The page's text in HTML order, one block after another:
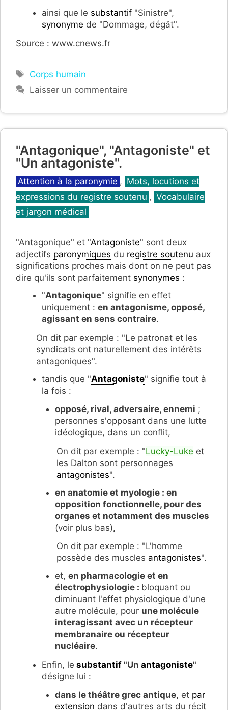
ainsi que le substantif "Sinistre",
synonyme de "Dommage, dégât".
Source : www.cnews.fr
Étiquettes
Corps humain
Laisser un commentaire
"Antagonique", "Antagoniste" et
"Un antagoniste".
Catégories
Attention à la paronymie , Mots, locutions et
expressions du registre soutenu , Vocabulaire
et jargon médical
"Antagonique" et "Antagoniste" sont deux
adjectifs paronymiques du registre soutenu aux
significations proches mais dont on ne peut pas
dire qu'ils sont parfaitement synonymes :
"Antagonique" signifie en effet
uniquement : en antagonisme, opposé,
agissant en sens contraire.
On dit par exemple : "Le patronat et les
syndicats ont naturellement des intérêts
antagoniques".
tandis que "Antagoniste" signifie tout à
la fois :
opposé, rival, adversaire, ennemi ;
personnes s'opposant dans une lutte
idéologique, dans un conflit,
On dit par exemple : "Lucky-Luke et
les Dalton sont personnages
antagonistes".
en anatomie et myologie : en
opposition fonctionnelle, pour des
organes et notamment des muscles
(voir plus bas),
On dit par exemple : "L'homme
possède des muscles antagonistes".
et, en pharmacologie et en
électrophysiologie : bloquant ou
diminuant l'effet physiologique d'une
autre molécule, pour une molécule
interagissant avec un récepteur
membranaire ou récepteur
nucléaire.
Enfin, le substantif "Un antagoniste"
désigne lui :
dans le théâtre grec antique, et par
extension dans d'autres arts du récit